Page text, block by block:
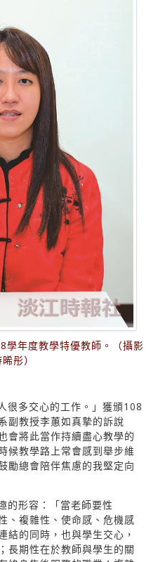
學年度教學特優教師。（攝影
彤）
很多交心的工作。」獲頒108
副教授李蕙如真摯的訴說
會將此當作持續盡心教學的
候教學路上常會感到舉步維
勵總會陪伴焦慮的我堅定向
的形容：「當老師要性
、複雜性、使命感、危機感
結的同時，也與學生交心，
長期性在於教師與學生的關